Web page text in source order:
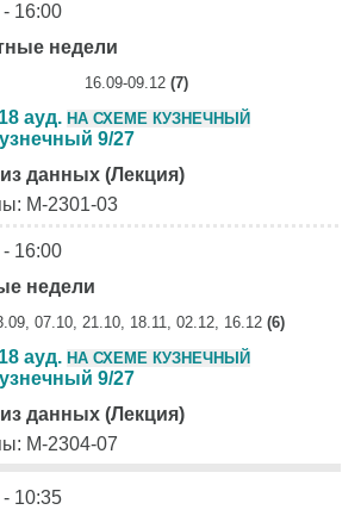
16:00
недели
16.09-09.12 (7)
ауд. НА СХЕМЕ КУЗНЕЧНЫЙ
9/27
данных (Лекция)
М-2301-03
16:00
недели
07.10, 21.10, 18.11, 02.12, 16.12 (6)
ауд. НА СХЕМЕ КУЗНЕЧНЫЙ
9/27
данных (Лекция)
М-2304-07
10:35